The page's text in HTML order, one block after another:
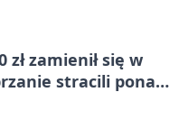
zł zamienił się w
stracili ponad